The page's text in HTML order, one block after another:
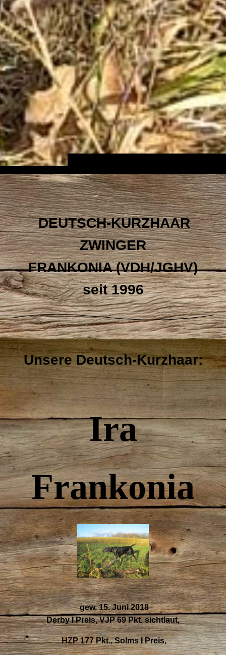
DEUTSCH-KURZHAAR
ZWINGER
FRANKONIA (VDH/JGHV)
seit 1996
Unsere Deutsch-Kurzhaar:
Ira
Frankonia
gew. 15. Juni 2018
Derby I Preis, VJP 69 Pkt. sichtlaut,
HZP 177 Pkt., Solms I Preis,